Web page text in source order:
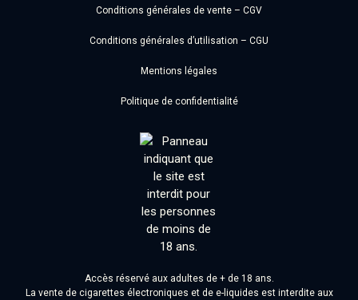
Conditions générales de vente – CGV
Conditions générales d’utilisation – CGU
Mentions légales
Politique de confidentialité
Accès réservé aux adultes de + de 18 ans.
La vente de cigarettes électroniques et de e-liquides est interdite aux